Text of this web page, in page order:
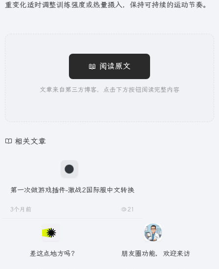
重变化适时调整训练强度或热量摄入，保持可持续的运动节奏。
📖 阅读原文
文章来自第三方博客，点击下方按钮阅读完整内容
相关文章
第一次做游戏插件-激战2国际服中文转换
3个月前 21
差这点地方吗？ 朋友圈功能，欢迎来访